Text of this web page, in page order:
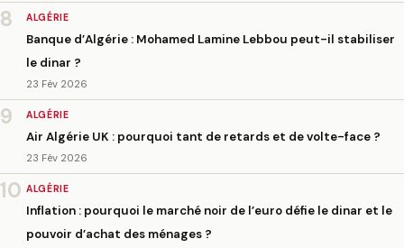
8 ALGÉRIE
Banque d’Algérie : Mohamed Lamine Lebbou peut-il stabiliser
le dinar ?
23 Fév 2026
9 ALGÉRIE
Air Algérie UK : pourquoi tant de retards et de volte-face ?
23 Fév 2026
10 ALGÉRIE
Inflation : pourquoi le marché noir de l’euro défie le dinar et le
pouvoir d’achat des ménages ?